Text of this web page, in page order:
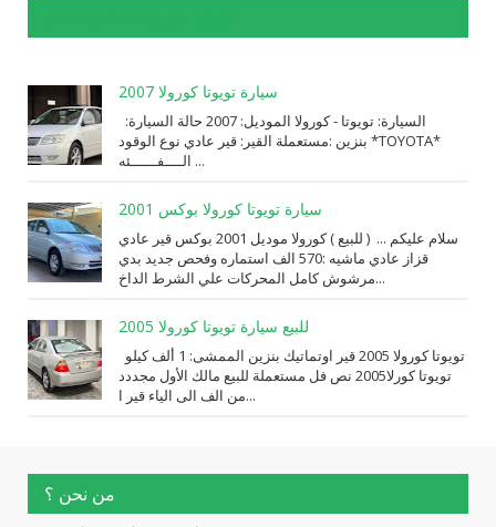
سيارة تويوتا كورولا 2007
⁨مستعملة⁩ القير: ⁨قير عادي⁩ نوع الوقود: ⁨بنزين⁩ *TOYOTA*
الــــفــــــئه ...
سيارة تويوتا كورولا بوكس 2001
سلام عليكم ... ( للبيع ) كورولا موديل 2001 بوكس قير عادي
قزاز عادي ماشيه :570 الف استماره وفحص جديد بدي
مرشوش كامل المحركات علي الشرط الداخ...
للبيع سيارة تويوتا كورولا 2005
تويوتا كورلا2005 نص فل مستعملة للبيع مالك الأول مجددد
من الف الى الياء قير ا...
من نحن ؟